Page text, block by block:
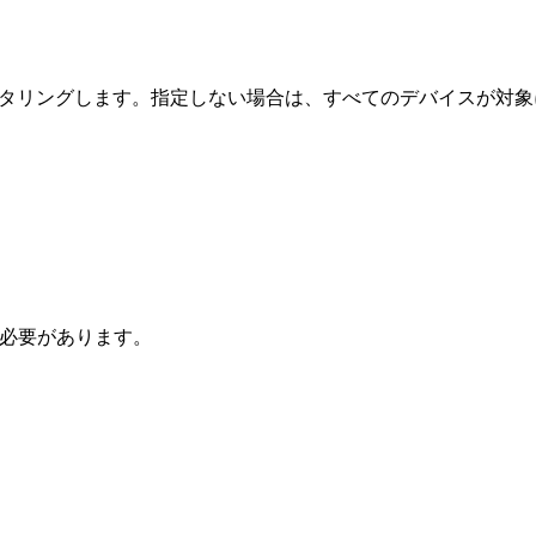
ングします。指定しない場合は、すべてのデバイスが対
要があります。